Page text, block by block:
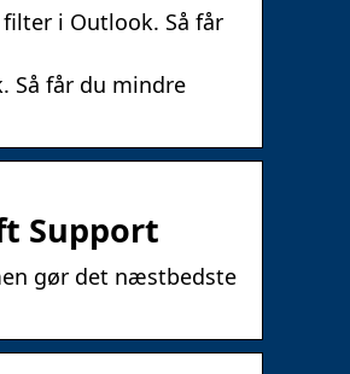
i Outlook. Så får
får du mindre
Support
gør det næstbedste